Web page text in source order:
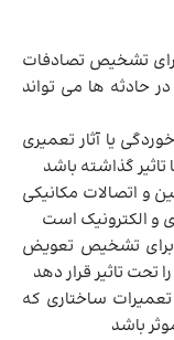
تشخیص تصادفات
حادثه ها می تواند
یا آثار تعمیری
گذاشته باشد
و اتصالات مکانیکی
و الکترونیک است
تشخیص تعویض
تاثیر قرار دهد
ساختاری که
باشد